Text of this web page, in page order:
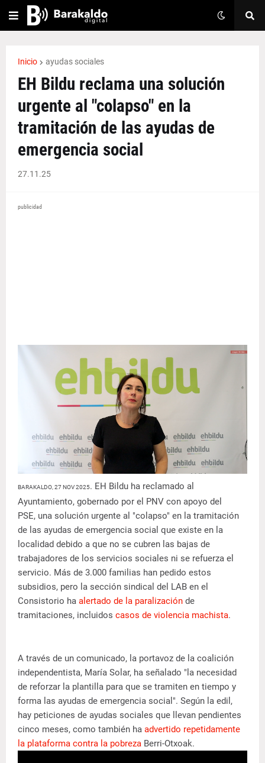
Inicio ayudas sociales
EH Bildu reclama una solución
urgente al "colapso" en la
tramitación de las ayudas de
emergencia social
27.11.25
publicidad
BARAKALDO, 27 NOV 2025. EH Bildu ha reclamado al
Ayuntamiento, gobernado por el PNV con apoyo del
PSE, una solución urgente al "colapso" en la tramitación
de las ayudas de emergencia social que existe en la
localidad debido a que no se cubren las bajas de
trabajadores de los servicios sociales ni se refuerza el
servicio. Más de 3.000 familias han pedido estos
subsidios, pero la sección sindical del LAB en el
Consistorio ha alertado de la paralización de
tramitaciones, incluidos casos de violencia machista.
A través de un comunicado, la portavoz de la coalición
independentista, María Solar, ha señalado "la necesidad
de reforzar la plantilla para que se tramiten en tiempo y
forma las ayudas de emergencia social". Según la edil,
hay peticiones de ayudas sociales que llevan pendientes
cinco meses, como también ha advertido repetidamente
la plataforma contra la pobreza Berri-Otxoak.